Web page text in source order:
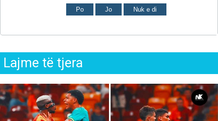
Po Jo Nuk e di
Lajme të tjera